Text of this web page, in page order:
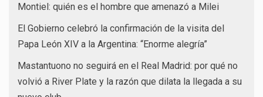
Montiel: quién es el hombre que amenazó a Milei
El Gobierno celebró la confirmación de la visita del
Papa León XIV a la Argentina: “Enorme alegría”
Mastantuono no seguirá en el Real Madrid: por qué no
volvió a River Plate y la razón que dilata la llegada a su